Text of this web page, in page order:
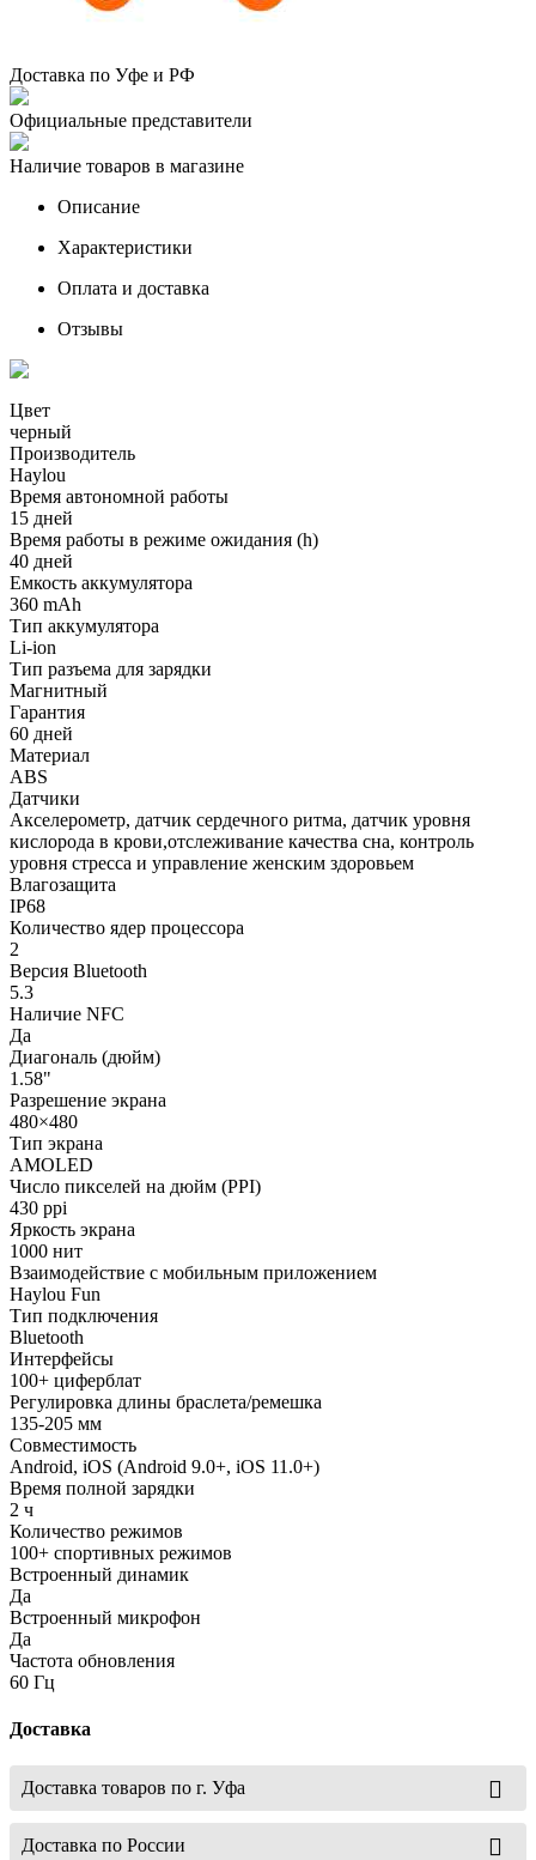
Доставка по Уфе и РФ
Официальные представители
Наличие товаров в магазине
Описание
Характеристики
Оплата и доставка
Отзывы
Цвет
черный
Производитель
Haylou
Время автономной работы
15 дней
Время работы в режиме ожидания (h)
40 дней
Емкость аккумулятора
360 mAh
Тип аккумулятора
Li-ion
Тип разъема для зарядки
Магнитный
Гарантия
60 дней
Материал
ABS
Датчики
Акселерометр, датчик сердечного ритма, датчик уровня
кислорода в крови,отслеживание качества сна, контроль
уровня стресса и управление женским здоровьем
Влагозащита
IP68
Количество ядер процессора
2
Версия Bluetooth
5.3
Наличие NFC
Да
Диагональ (дюйм)
1.58"
Разрешение экрана
480×480
Тип экрана
AMOLED
Число пикселей на дюйм (PPI)
430 ppi
Яркость экрана
1000 нит
Взаимодействие с мобильным приложением
Haylou Fun
Тип подключения
Bluetooth
Интерфейсы
100+ циферблат
Регулировка длины браслета/ремешка
135-205 мм
Совместимость
Android, iOS (Android 9.0+, iOS 11.0+)
Время полной зарядки
2 ч
Количество режимов
100+ спортивных режимов
Встроенный динамик
Да
Встроенный микрофон
Да
Частота обновления
60 Гц
Доставка
Доставка товаров по г. Уфа
Доставка по России